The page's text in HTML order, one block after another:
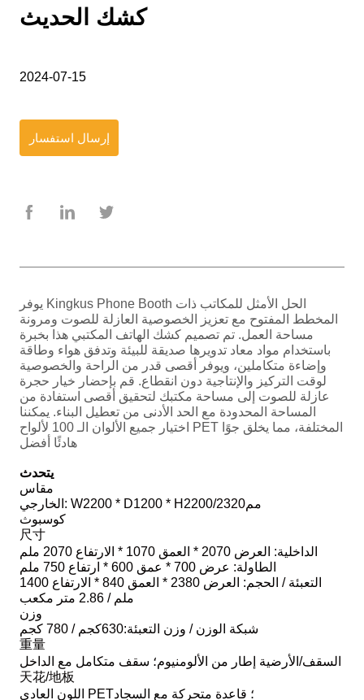
كشك الحديث
2024-07-15
إرسال استفسار